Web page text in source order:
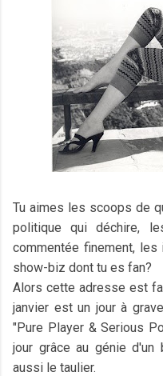
Tu aimes les scoops de
politique qui déchire,
commentée finement,
show-biz dont tu es fan?
Alors cette adresse est
janvier est un jour à
"Pure Player & Serious
jour grâce au génie d'un
aussi le taulier.